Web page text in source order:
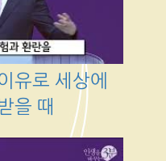
유로 세상에
을 때